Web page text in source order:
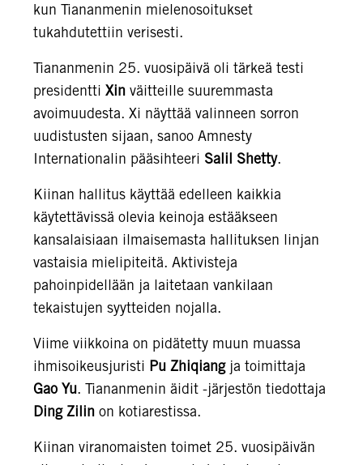
kun Tiananmenin mielenosoitukset
tukahdutettiin verisesti.
Tiananmenin 25. vuosipäivä oli tärkeä testi
presidentti Xin väitteille suuremmasta
avoimuudesta. Xi näyttää valinneen sorron
uudistusten sijaan, sanoo Amnesty
Internationalin pääsihteeri Salil Shetty.
Kiinan hallitus käyttää edelleen kaikkia
käytettävissä olevia keinoja estääkseen
kansalaisiaan ilmaisemasta hallituksen linjan
vastaisia mielipiteitä. Aktivisteja
pahoinpidellään ja laitetaan vankilaan
tekaistujen syytteiden nojalla.
Viime viikkoina on pidätetty muun muassa
ihmisoikeusjuristi Pu Zhiqiangja toimittaja
Gao Yu. Tiananmenin äidit -järjestön tiedottaja
Ding Zilin on kotiarestissa.
Kiinan viranomaisten toimet 25. vuosipäivän